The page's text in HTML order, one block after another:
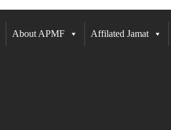
About APMF Affilated Jamat